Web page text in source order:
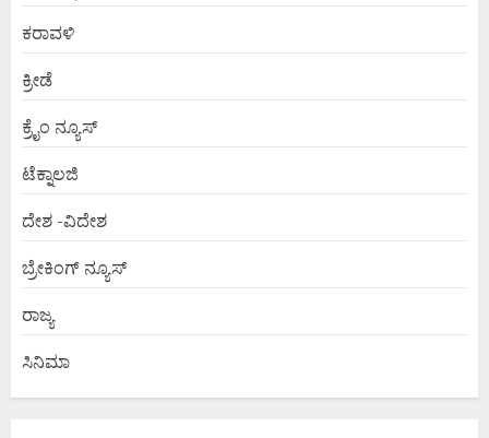
ಕರಾವಳಿ
ಕ್ರೀಡೆ
ಕ್ರೈಂ ನ್ಯೂಸ್
ಟೆಕ್ನಾಲಜಿ
ದೇಶ -ವಿದೇಶ
ಬ್ರೇಕಿಂಗ್ ನ್ಯೂಸ್
ರಾಜ್ಯ
ಸಿನಿಮಾ